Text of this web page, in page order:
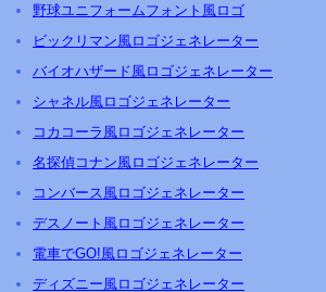
野球ユニフォームフォント風ロゴ
ビックリマン風ロゴジェネレーター
バイオハザード風ロゴジェネレーター
シャネル風ロゴジェネレーター
コカコーラ風ロゴジェネレーター
名探偵コナン風ロゴジェネレーター
コンバース風ロゴジェネレーター
デスノート風ロゴジェネレーター
電車でGO!風ロゴジェネレーター
ディズニー風ロゴジェネレーター